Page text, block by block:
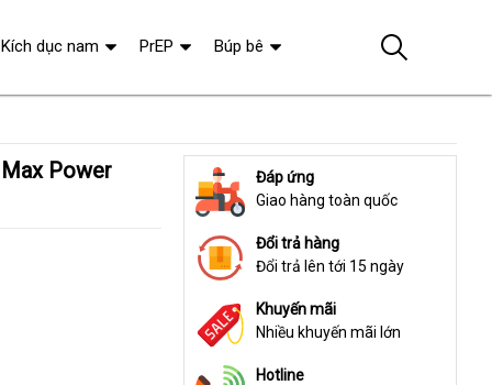
Đáp ứng
Giao hàng toàn quốc
Đổi trả hàng
Đổi trả lên tới 15 ngày
Khuyến mãi
Nhiều khuyến mãi lớn
Hotline
Kích dục nam PrEP Búp bê